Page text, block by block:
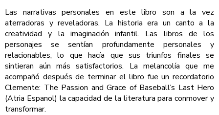
Las narrativas personales en este libro son a la vez
aterradoras y reveladoras. La historia era un canto a la
creatividad y la imaginación infantil. Las libros de los
personajes se sentían profundamente personales y
relacionables, lo que hacía que sus triunfos finales se
sintieran aún más satisfactorios. La melancolía que me
acompañó después de terminar el libro fue un recordatorio
Clemente: The Passion and Grace of Baseball’s Last Hero
(Atria Espanol) la capacidad de la literatura para conmover y
transformar.